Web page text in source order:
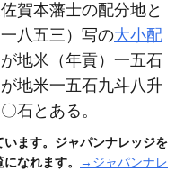
賀本藩士の配分地と
一八五三） 写の大小配
地米 （年貢） 一五石
地米一五石九斗八升
石とある。
ます。ジャパンナレッジを
なれます。
→ジャパンナレ